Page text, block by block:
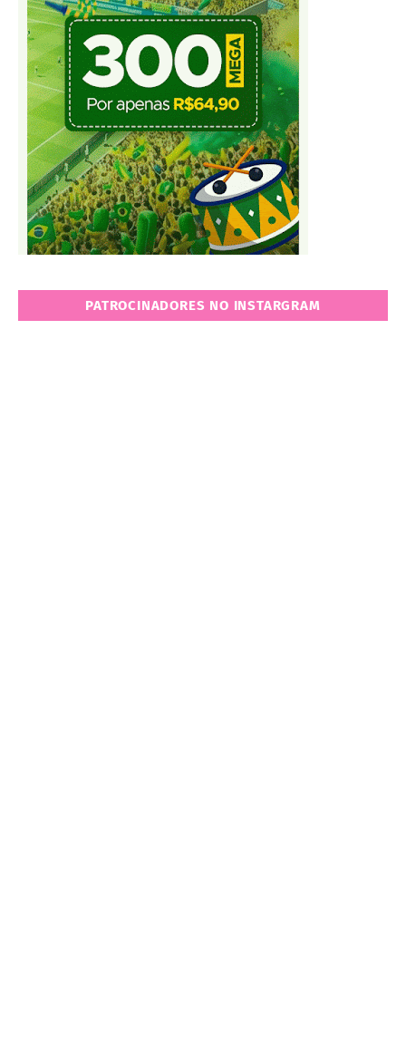
PATROCINADORES NO INSTARGRAM